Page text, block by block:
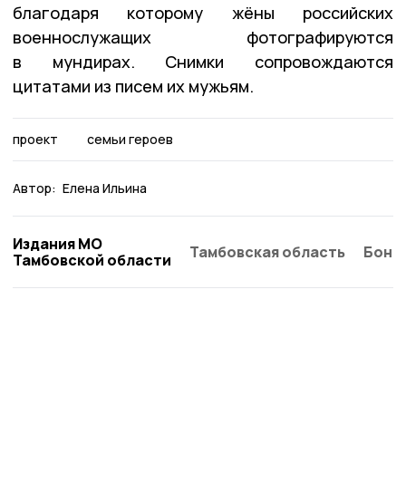
благодаря которому жёны российских
военнослужащих фотографируются
в мундирах. Снимки сопровождаются
цитатами из писем их мужьям.
проект семьи героев
Автор: Елена Ильина
Издания МО
Тамбовской области
Тамбовская область